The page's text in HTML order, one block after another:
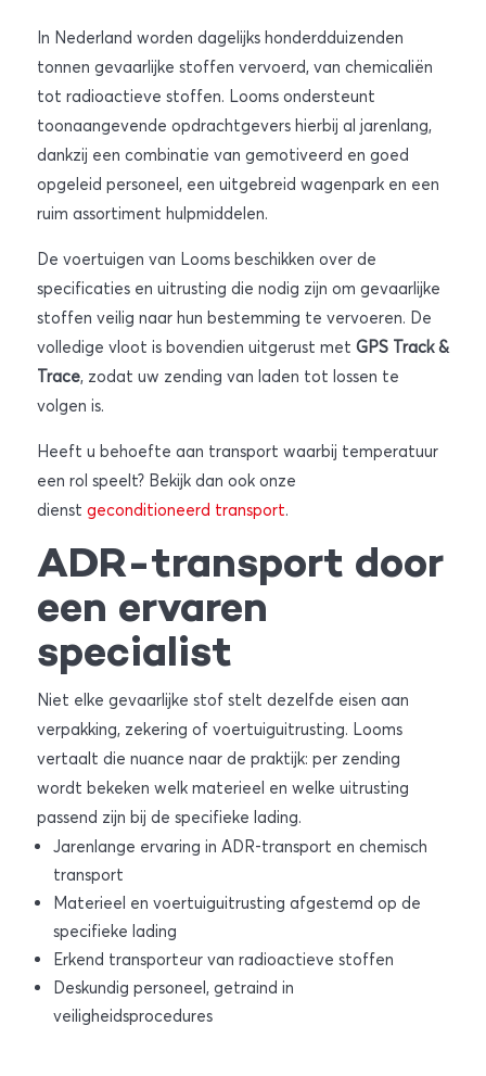
In Nederland worden dagelijks honderdduizenden
tonnen gevaarlijke stoffen vervoerd, van chemicaliën
tot radioactieve stoffen. Looms ondersteunt
toonaangevende opdrachtgevers hierbij al jarenlang,
dankzij een combinatie van gemotiveerd en goed
opgeleid personeel, een uitgebreid wagenpark en een
ruim assortiment hulpmiddelen.
De voertuigen van Looms beschikken over de
specificaties en uitrusting die nodig zijn om gevaarlijke
stoffen veilig naar hun bestemming te vervoeren. De
volledige vloot is bovendien uitgerust met GPS Track &
Trace, zodat uw zending van laden tot lossen te
volgen is.
Heeft u behoefte aan transport waarbij temperatuur
een rol speelt? Bekijk dan ook onze
dienst geconditioneerd transport
ADR-transport door
een ervaren
specialist
Niet elke gevaarlijke stof stelt dezelfde eisen aan
verpakking, zekering of voertuiguitrusting. Looms
vertaalt die nuance naar de praktijk: per zending
wordt bekeken welk materieel en welke uitrusting
passend zijn bij de specifieke lading.
Jarenlange ervaring in ADR-transport en chemisch
transport
Materieel en voertuiguitrusting afgestemd op de
specifieke lading
Erkend transporteur van radioactieve stoffen
Deskundig personeel, getraind in
veiligheidsprocedures